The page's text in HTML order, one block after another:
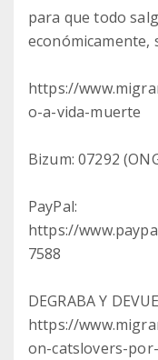
para que todo
económicamente,
https://
o-a-vida-muerte
Bizum: 07292
PayPal:
https://
7588
DEGRABA Y
https://
on-catslovers-